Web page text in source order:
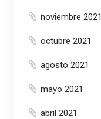
noviembre 2021
octubre 2021
agosto 2021
mayo 2021
abril 2021